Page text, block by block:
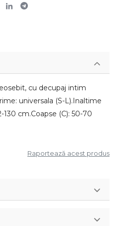
cu decupaj intim
universala (S-L).Inaltime
130 cm.Coapse (C): 50-70
Raportează acest produs